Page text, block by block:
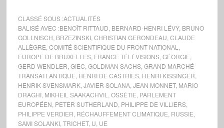
CLASSÉ SOUS :ACTUALITÉS
BALISÉ AVEC :BENOÎT RITTAUD BERNARD-HENRI LÉVY, BRUNO
GOLLNISCH BRZEZINSKI, CHRISTIAN GERONDEAU CLAUDE
ALLÈGRE COMITÉ SCIENTIFIQUE DU FRONT NATIONAL
EUROPE DE BRUXELLES, FRANCE TÉLÉVISIONS, GÉORGIE
GERD WENDLER GIEC GOLDMAN SACHS, GRAND MARCHÉ
TRANSATLANTIQUE HENRI DE CASTRIES, HENRI KISSINGER
HENRIK SVENSMARK, JAVIER SOLANA, JEAN MONNET, MARIO
DRAGHI, MIKHEIL SAAKACHVIL OSSÉTIE PARLEMENT
EUROPÉEN PETER SUTHERLAND PHILIPPE DE VILLIERS,
PHILIPPE VERDIER RÉCHAUFFEMENT CLIMATIQUE RUSSIE
SAMI SOLANKI, TRICHET, U UE